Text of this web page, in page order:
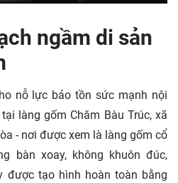
ngầm di sản
nỗ lực bảo tồn sức mạnh nội
làng gốm Chăm Bàu Trúc, xã
- nơi được xem là làng gốm cổ
bàn xoay, không khuôn đúc,
được tạo hình hoàn toàn bằng